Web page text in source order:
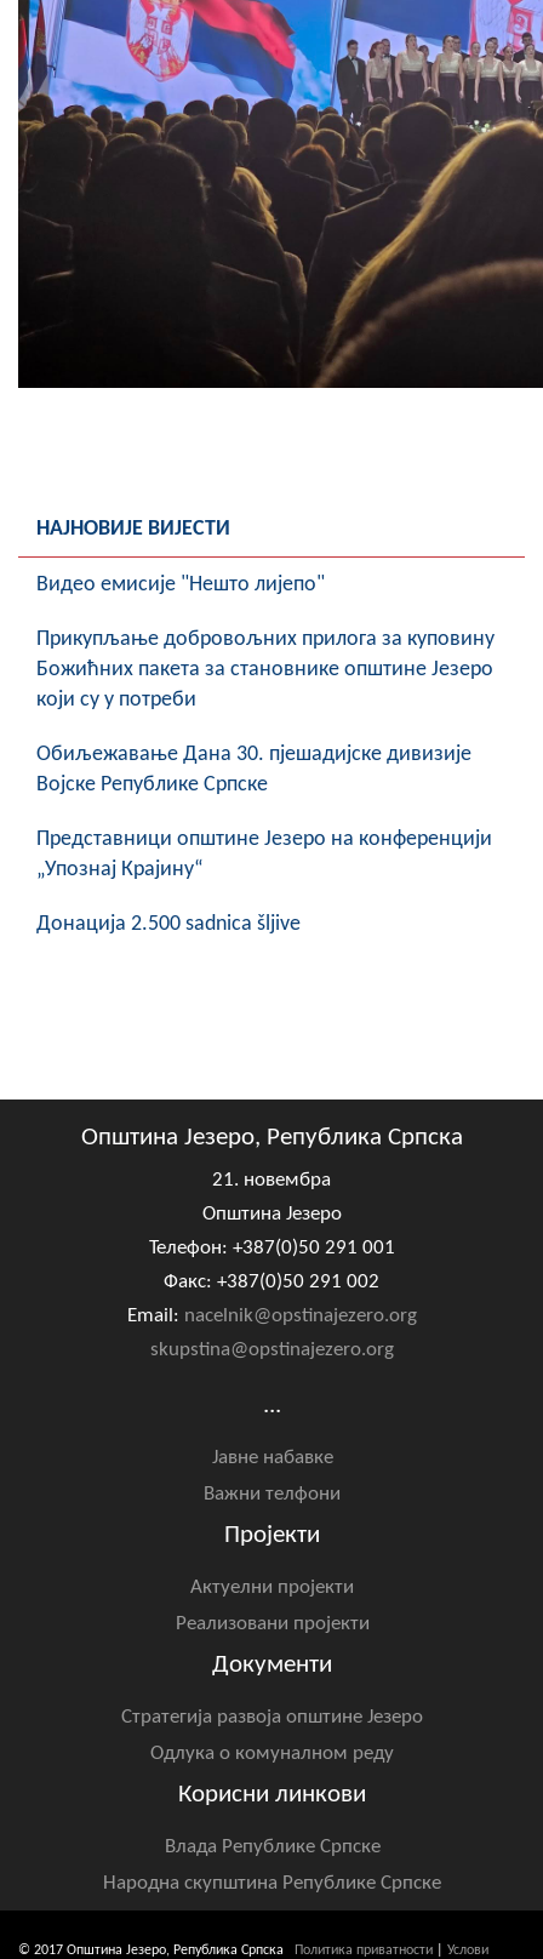
Пољопривреда
Туризам
Спорт
ЦИВИЛНА ЗАШТИТА
КОНТАКТ
НАЈНОВИЈЕ ВИЈЕСТИ
Видео емисије "Нешто лијепо"
Прикупљање добровољних прилога за куповину
Божићних пакета за становнике општине Језеро
који су у потреби
Обиљежавање Данa 30. пјешадијске дивизије
Војске Републике Српске
Представници општине Језеро на конференцији
„Упознај Крајину“
Донација 2.500 sadnica šljive
Општина Језеро, Република Српска
21. новембра
Општина Језеро
Телефон: +387(0)50 291 001
Факс: +387(0)50 291 002
Email: nacelnik@opstinajezero.org
skupstina@opstinajezero.org
...
Јавне набавке
Важни телфони
Пројекти
Актуелни пројекти
Реализовани пројекти
Документи
Стратегија развоја општине Језеро
Одлука о комуналном реду
Корисни линкови
Влада Републике Српске
Народна скупштина Републике Српске
© 2017 Општина Језеро, Република Српска Политика приватности Услови